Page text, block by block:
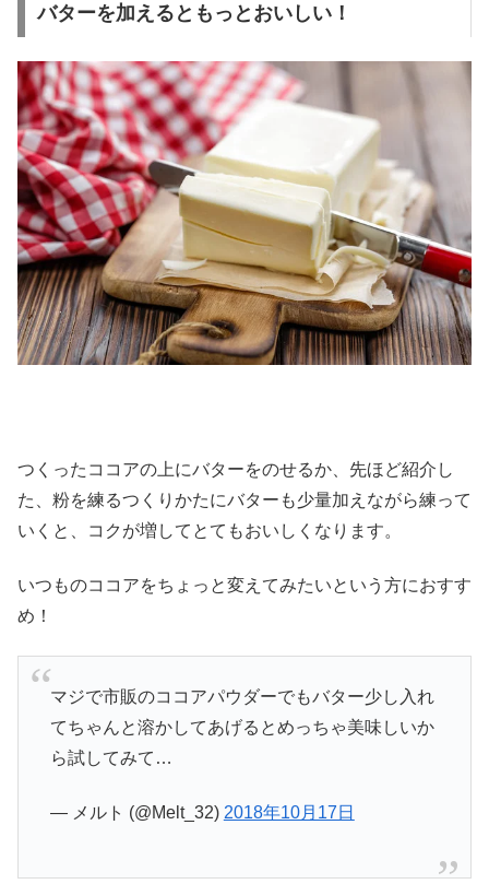
バターを加えるともっとおいしい！
つくったココアの上にバターをのせるか、先ほど紹介し
た、粉を練るつくりかたにバターも少量加えながら練って
いくと、コクが増してとてもおいしくなります。
いつものココアをちょっと変えてみたいという方におすす
め！
マジで市販のココアパウダーでもバター少し入れ
てちゃんと溶かしてあげるとめっちゃ美味しいか
ら試してみて…
— メルト (@Melt_32) 2018年10月17日